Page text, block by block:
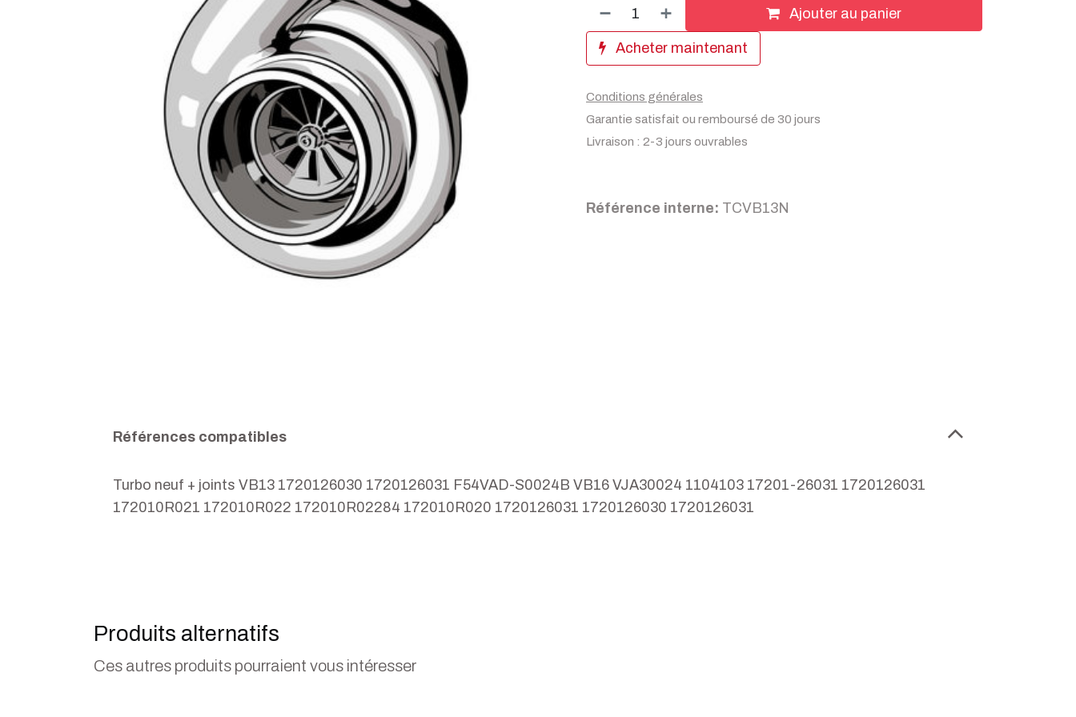
Ajouter au panier
Acheter maintenant
Conditions générales
Garantie satisfait ou remboursé de 30 jours
Livraison : 2-3 jours ouvrables
Référence interne: TCVB13N
Références compatibles
Turbo neuf + joints VB13 1720126030 1720126031 F54VAD-S0024B VB16 VJA30024 1104103 17201-26031 1720126031
172010R021 172010R022 172010R02284 172010R020 1720126031 1720126030 1720126031
Produits alternatifs
Ces autres produits pourraient vous intéresser